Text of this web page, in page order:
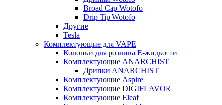
Broad Cap Wotofo
Drip Tip Wotofo
Другие
Tesla
Комплектующие для VAPE
Колонки для розлива Е-жидкости
Комплектующие ANARCHIST
Дрипки ANARCHIST
Комплектующие Aspire
Комплектующие DIGIFLAVOR
Комплектующие Eleaf